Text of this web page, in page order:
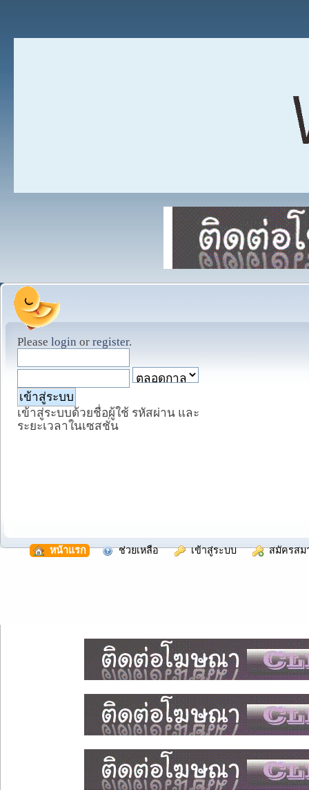
Please login or register.
เข้าสู่ระบบด้วยชื่อผู้ใช้ รหัสผ่าน และ
ระยะเวลาในเซสชั่น
หน้าแรก ช่วยเหลือ เข้าสู่ระบบ สมัครสม